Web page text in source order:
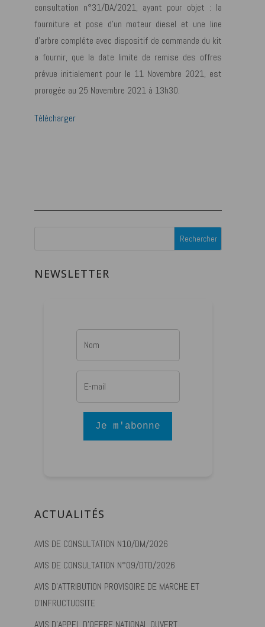
consultation n°31/DA/2021, ayant pour objet : la
fourniture et pose d’un moteur diesel et une line
d’arbre compléte avec dispositif de commande du kit
a fournir, que la date limite de remise des offres
prévue initialement pour le 11 Novembre 2021, est
prorogée au 25 Novembre 2021 à 13h30.
Télécharger
NEWSLETTER
Je m'abonne
ACTUALITÉS
AVIS DE CONSULTATION N10/DM/2026
AVIS DE CONSULTATION N°09/DTD/2026
AVIS D’ATTRIBUTION PROVISOIRE DE MARCHE ET
D’INFRUCTUOSITE